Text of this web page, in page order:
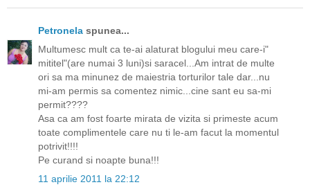
Petronela spunea...
Multumesc mult ca te-ai alaturat blogului meu care-i"
mititel"(are numai 3 luni)si saracel...Am intrat de multe
ori sa ma minunez de maiestria torturilor tale dar...nu
mi-am permis sa comentez nimic...cine sant eu sa-mi
permit????
Asa ca am fost foarte mirata de vizita si primeste acum
toate complimentele care nu ti le-am facut la momentul
potrivit!!!!
Pe curand si noapte buna!!!
11 aprilie 2011 la 22:12